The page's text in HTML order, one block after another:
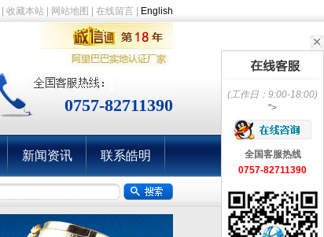
(工作日：9:00-18:00)
">
全国客服热线
0757-82711390
收藏本站 网站地图 在线留言 English
0757-82711390
新闻资讯 联系皓明